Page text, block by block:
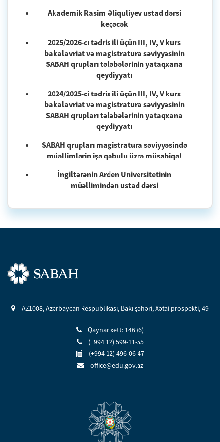
Akademik Rasim Əliquliyev ustad dərsi
keçəcək
2025/2026-cı tədris ili üçün III, IV, V kurs
bakalavriat və magistratura səviyyəsinin
SABAH qrupları tələbələrinin yataqxana
qeydiyyatı
2024/2025-ci tədris ili üçün III, IV, V kurs
bakalavriat və magistratura səviyyəsinin
SABAH qrupları tələbələrinin yataqxana
qeydiyyatı
SABAH qrupları magistratura səviyyəsində
müəllimlərin işə qəbulu üzrə müsabiqə!
İngiltərənin Arden Universitetinin
müəllimindən ustad dərsi
AZ1008, Azərbaycan Respublikası, Bakı şəhəri, Xətai prospekti, 49
Qaynar xett: 146 (6)
(+994 12) 599-11-55
(+994 12) 496-06-47
office@edu.gov.az